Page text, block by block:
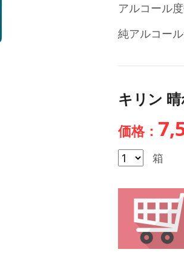
アルコール
純アルコー
キリン
価格：
箱